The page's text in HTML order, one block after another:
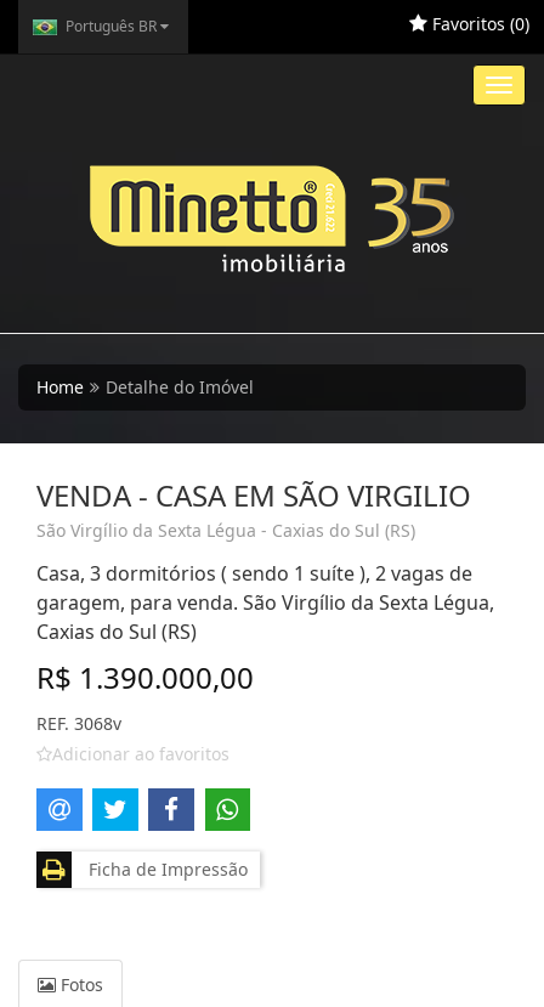
Português BR Favoritos (0)
Home Detalhe do Imóvel
VENDA - CASA EM SÃO VIRGILIO
São Virgílio da Sexta Légua - Caxias do Sul (RS)
Casa, 3 dormitórios ( sendo 1 suíte ), 2 vagas de
garagem, para venda. São Virgílio da Sexta Légua,
Caxias do Sul (RS)
R$ 1.390.000,00
REF. 3068v
Adicionar ao favoritos
Ficha de Impressão
Fotos